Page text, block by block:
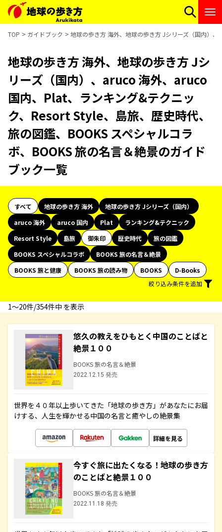
TOP ガイドブック 地球の歩き方 海外、地球の歩き方 Jシリーズ（国内）
地球の歩き方 海外、地球の歩き方 Jシ
リーズ（国内）、aruco 海外、aruco
国内、Plat、ランキング&テクニッ
ク、Resort Style、島旅、歴史時代、
旅の図鑑、BOOKS スペシャルコラ
ボ、BOOKS 旅の名言＆絶景のガイド
ブック一覧
すべて 地球の歩き方 海外
地球の歩き方 Jシリーズ（国内）
aruco 海外
aruco 国内 Plat
ランキング&テクニック
Resort Style
島旅 御朱印 歴史時代
旅の図鑑
BOOKS スペシャルコラボ
BOOKS 旅の名言＆絶景
BOOKS 旅と健康
BOOKS 旅の読み物 BOOKS
D-Books
絞り込み条件を追加
1〜20件/354件中 を表示
悠久の教えをひもとく中国のことばと
絶景１００
BOOKS 旅の名言＆絶景
2022.12.15 発売
世界を４０年以上歩いてきた「地球の歩き方」があなたにお届
けする、人生を輝かせる中国の名言と癒やしの絶景集
詳細を見る
今すぐ旅に出たくなる！地球の歩き方
のことばと絶景１００
BOOKS 旅の名言＆絶景
2022.11.18 発売